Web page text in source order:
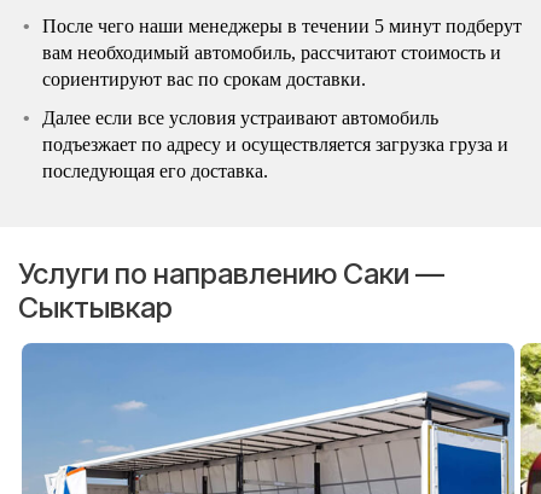
После чего наши менеджеры в течении 5 минут подберут
вам необходимый автомобиль, рассчитают стоимость и
сориентируют вас по срокам доставки.
Далее если все условия устраивают автомобиль
подъезжает по адресу и осуществляется загрузка груза и
последующая его доставка.
Услуги по направлению Саки —
Сыктывкар